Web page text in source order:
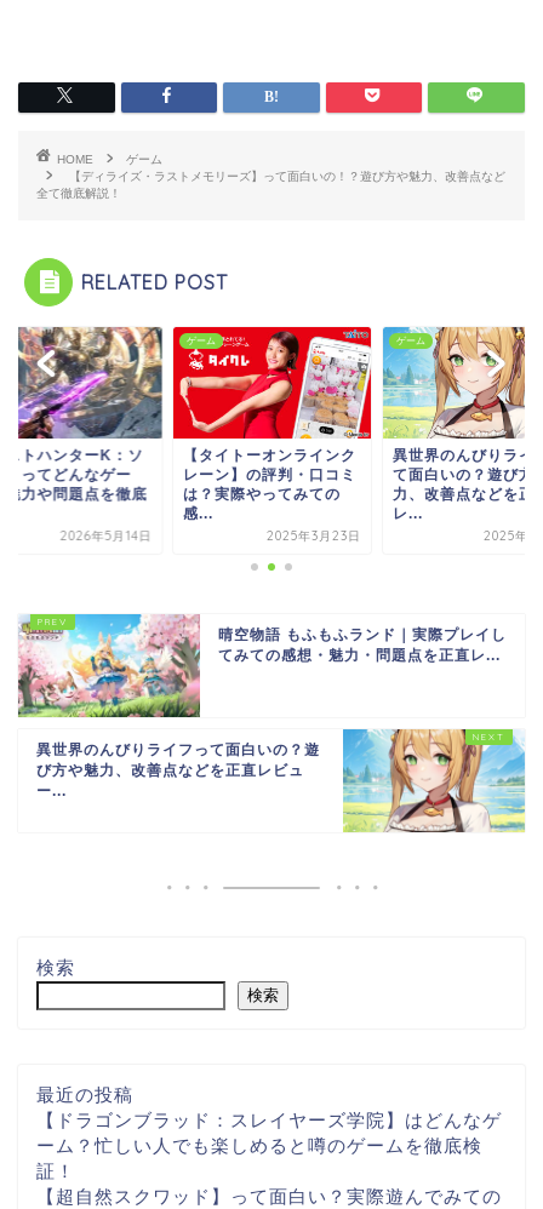
HOME
ゲーム
【ディライズ・ラストメモリーズ】って面白いの！？遊び方や魅力、改善点など
全て徹底解説！
RELATED POST
イトーオンラインク
ン】の評判・口コミ
実際やってみての
2025年3月23日
ゲーム
異世界のんびりライフっ
て面白いの？遊び方や魅
力、改善点などを正直
レ...
2025年4月2日
ゲーム
【ラストハンターK
ウル】ってどんなゲ
ム？魅力や問題点を
解...
2026年5
晴空物語 もふもふランド｜実際プレイし
てみての感想・魅力・問題点を正直レ...
異世界のんびりライフって面白いの？遊
び方や魅力、改善点などを正直レビュ
ー...
検索
検索
最近の投稿
【ドラゴンブラッド：スレイヤーズ学院】はどんなゲ
ーム？忙しい人でも楽しめると噂のゲームを徹底検
証！
【超自然スクワッド】って面白い？実際遊んでみての